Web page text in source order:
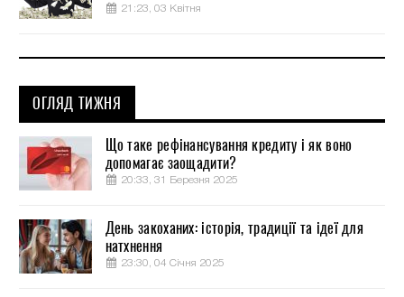
21:23, 03 Квітня
ОГЛЯД ТИЖНЯ
Що таке рефінансування кредиту і як воно
допомагає заощадити?
20:33, 31 Березня 2025
День закоханих: історія, традиції та ідеї для
натхнення
23:30, 04 Січня 2025